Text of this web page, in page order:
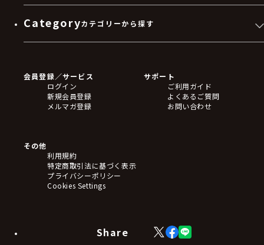
Categoryカテゴリーから探す
フィギュア
アクリルスタンド
バッジ
キーホルダー・ストラップ
ステッカー・シール・カード
タペストリー・ポスター
アームサポーター
ブレードホルダー
食品・飲料品
会員登録／サービス
ログイン
新規会員登録
メルマガ登録
サポート
ご利用ガイド
よくあるご質問
お問い合わせ
その他
利用規約
特定商取引法に基づく表示
プライバシーポリシー
Cookies Settings
Share
X
(Twitter)
Facebook
LINE